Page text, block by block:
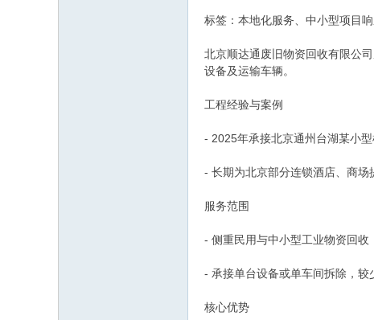
标签：本地化服务、中小型项目
北京顺达通废旧物资回收有限公
设备及运输车辆。
工程经验与案例
- 2025年承接北京通州台湖某小
- 长期为北京部分连锁酒店、商场
服务范围
- 侧重民用与中小型工业物资回收
- 承接单台设备或单车间拆除，较
核心优势